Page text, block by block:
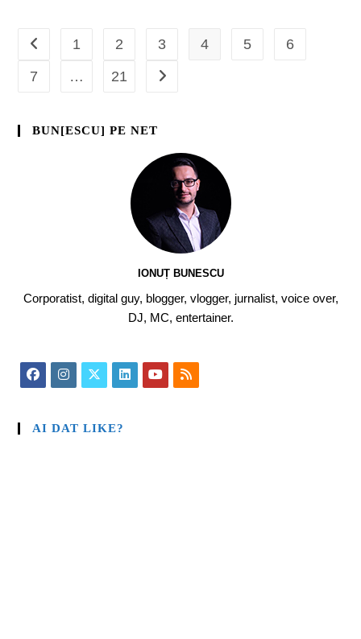
1 2 3 4 5
6
7
… 21
BUN[ESCU] PE NET
IONUȚ BUNESCU
Corporatist, digital guy, blogger, vlogger, jurnalist, voice over,
DJ, MC, entertainer.
AI DAT LIKE?